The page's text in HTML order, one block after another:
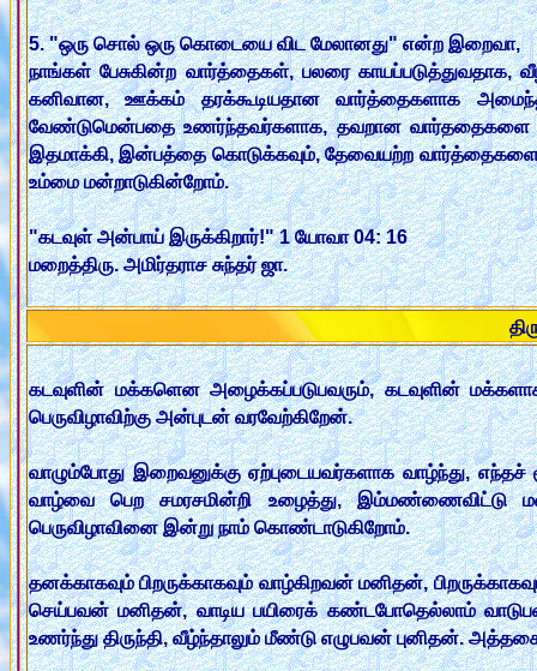
5. "ஒரு சொல் ஒரு கொடையை விட மேலானது" என்ற இறைவா,
நாங்கள் பேசுகின்ற வார்த்தைகள், பலரை
கனிவான, ஊக்கம் தரக்கூடியதான வார்த்தைகளாக
வேண்டுமென்பதை உணர்ந்தவர்களாக, தவறான
இதமாக்கி, இன்பத்தை கொடுக்கவும், தேவையற்ற வார்த்தைகளை
உம்மை மன்றாடுகின்றோம்.
"கடவுள் அன்பாய் இருக்கிறார்!" 1 யோவா 04: 16
மறைத்திரு. அமிர்தராச சுந்தர் ஜா.
கடவுளின் மக்களென அழைக்கப்படுபவரும், கடவுளின்
பெருவிழாவிற்கு அன்புடன் வரவேற்கிறேன்.
வாழும்போது இறைவனுக்கு ஏற்புடையவர்களாக வாழ்ந்து, எந்தச்
வாழ்வை பெற சமரசமின்றி உழைத்து, இம்மண்ணைவிட்டு
பெருவிழாவினை இன்று நாம் கொண்டாடுகிறோம்.
தனக்காகவும் பிறருக்காகவும் வாழ்கிறவன் மனிதன்,
செய்பவன் மனிதன், வாடிய பயிரைக் கண்டபோதெல்லாம்
உணர்ந்து திருந்தி, வீழ்ந்தாலும் மீண்டு எழுபவன் புனிதன்.